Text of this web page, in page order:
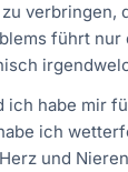
verbringen,
führt
ich habe mir
ich
und